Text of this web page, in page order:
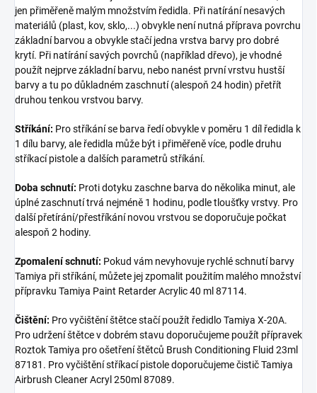
jen přiměřeně malým množstvím ředidla. Při natírání nesavých
materiálů (plast, kov, sklo,...) obvykle není nutná příprava povrchu
základní barvou a obvykle stačí jedna vrstva barvy pro dobré
krytí. Při natírání savých povrchů (například dřevo), je vhodné
použít nejprve základní barvu, nebo nanést první vrstvu hustší
barvy a tu po důkladném zaschnutí (alespoň 24 hodin) přetřít
druhou tenkou vrstvou barvy.
Stříkání: Pro stříkání se barva ředí obvykle v poměru 1 díl ředidla k
1 dílu barvy, ale ředidla může být i přiměřeně více, podle druhu
stříkací pistole a dalších parametrů stříkání.
Doba schnutí: Proti dotyku zaschne barva do několika minut, ale
úplné zaschnutí trvá nejméně 1 hodinu, podle tloušťky vrstvy. Pro
další přetírání/přestříkání novou vrstvou se doporučuje počkat
alespoň 2 hodiny.
Zpomalení schnutí: Pokud vám nevyhovuje rychlé schnutí barvy
Tamiya při stříkání, můžete jej zpomalit použitím malého množství
přípravku Tamiya Paint Retarder Acrylic 40 ml 87114.
Čištění: Pro vyčištění štětce stačí použít ředidlo Tamiya X-20A.
Pro udržení štětce v dobrém stavu doporučujeme použít přípravek
Roztok Tamiya pro ošetření štětců Brush Conditioning Fluid 23ml
87181. Pro vyčištění stříkací pistole doporučujeme čistič Tamiya
Airbrush Cleaner Acryl 250ml 87089.